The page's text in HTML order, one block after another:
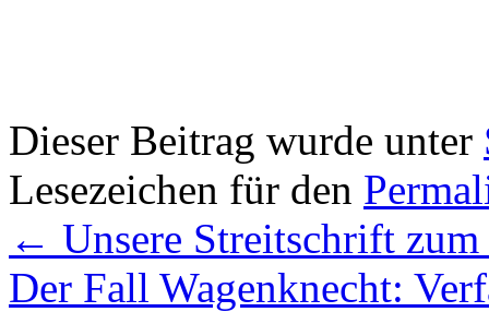
Dieser Beitrag wurde unter
Lesezeichen für den
← Unsere Streitschrift
Der Fall Wagenknecht: